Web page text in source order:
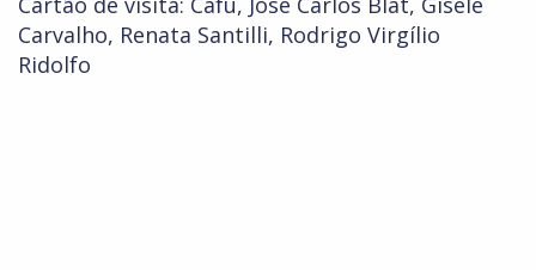
Carvalho, Renata Santilli, Rodrigo Virgílio
Ridolfo